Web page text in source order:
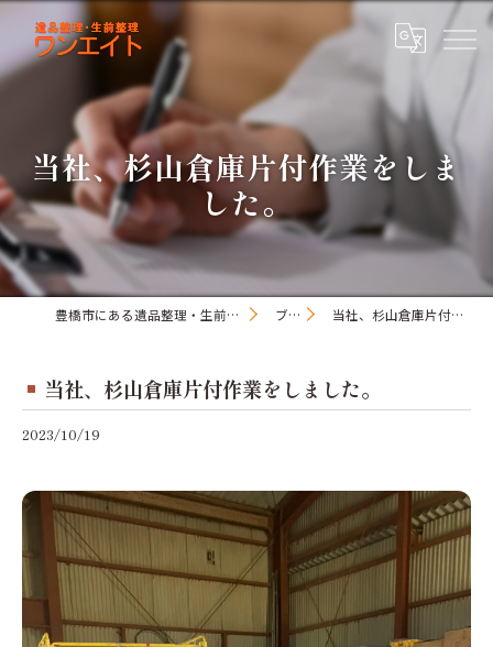
当社、杉山倉庫片付作業をしま
した。
豊橋市にある遺品整理・生前整理のワンオアエイト ブログ 当社、杉山倉庫片付作業をしました。
当社、杉山倉庫片付作業をしました。
2023/10/19